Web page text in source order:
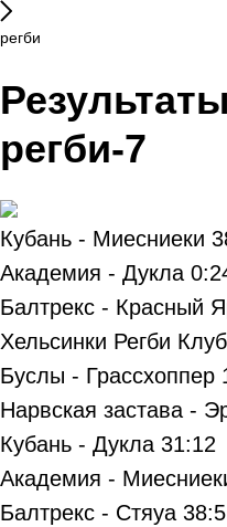
регби
регби-7
Кубань - Миесниеки
Академия - Дукла
Балтрекс - Красный
Хельсинки Регби
Буслы - Грассхоппер
Нарвская застава -
Кубань - Дукла 31:12
Академия -
Балтрекс - Стяуа 38:5